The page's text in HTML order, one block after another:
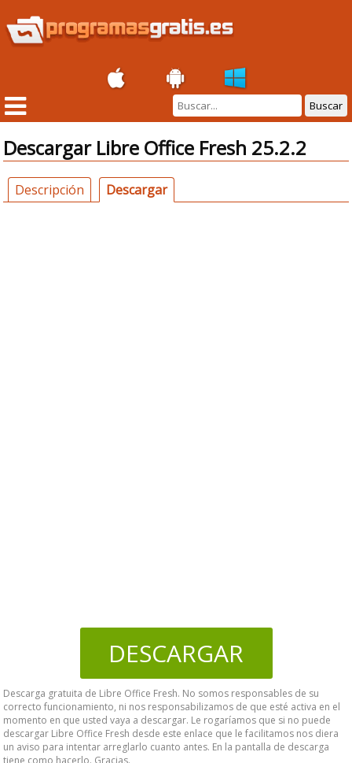
Buscar
Descargar Libre Office Fresh 25.2.2
Descripción Descargar
DESCARGAR
Descarga gratuita de Libre Office Fresh. No somos responsables de su
correcto funcionamiento, ni nos responsabilizamos de que esté activa en el
momento en que usted vaya a descargar. Le rogaríamos que si no puede
descargar Libre Office Fresh desde este enlace que le facilitamos nos diera
un aviso para intentar arreglarlo cuanto antes. En la pantalla de descarga
tiene como hacerlo. Gracias.